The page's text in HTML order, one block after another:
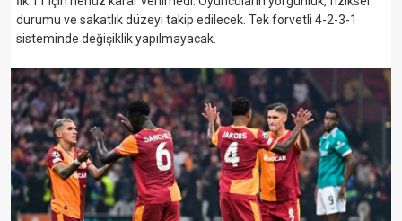
durumu ve sakatlık düzeyi takip edilecek. Tek forvetli 4-2-3-1
sisteminde değişiklik yapılmayacak.